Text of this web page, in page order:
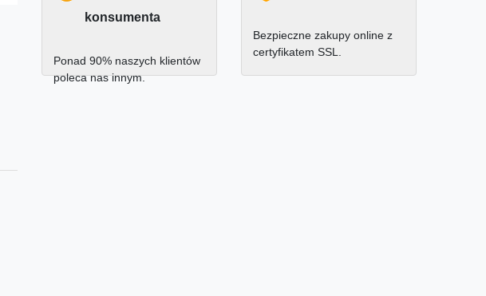
konsumenta
Ponad 90% naszych klientów
poleca nas innym.
Bezpieczne zakupy online z
certyfikatem SSL.